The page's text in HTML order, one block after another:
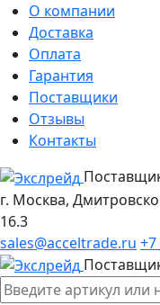
О компании
Доставка
Оплата
Гарантия
Поставщики
Отзывы
Контакты
г. Москва,
16.3
sales@acceltrade.ru +7